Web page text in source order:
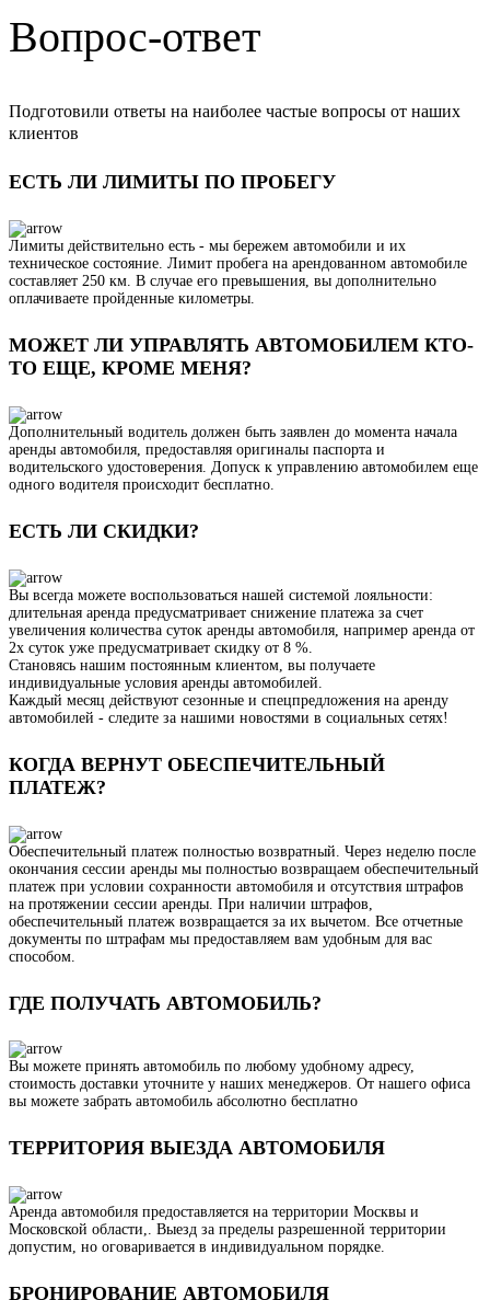
Вопрос-ответ
Подготовили ответы на наиболее частые вопросы от наших
клиентов
ЕСТЬ ЛИ ЛИМИТЫ ПО ПРОБЕГУ
Лимиты действительно есть - мы бережем автомобили и их
техническое состояние. Лимит пробега на арендованном автомобиле
составляет 250 км. В случае его превышения, вы дополнительно
оплачиваете пройденные километры.
МОЖЕТ ЛИ УПРАВЛЯТЬ АВТОМОБИЛЕМ КТО-
ТО ЕЩЕ, КРОМЕ МЕНЯ?
Дополнительный водитель должен быть заявлен до момента начала
аренды автомобиля, предоставляя оригиналы паспорта и
водительского удостоверения. Допуск к управлению автомобилем еще
одного водителя происходит бесплатно.
ЕСТЬ ЛИ СКИДКИ?
Вы всегда можете воспользоваться нашей системой лояльности:
длительная аренда предусматривает снижение платежа за счет
увеличения количества суток аренды автомобиля, например аренда от
2х суток уже предусматривает скидку от 8 %.
Становясь нашим постоянным клиентом, вы получаете
индивидуальные условия аренды автомобилей.
Каждый месяц действуют сезонные и спецпредложения на аренду
автомобилей - следите за нашими новостями в социальных сетях!
КОГДА ВЕРНУТ ОБЕСПЕЧИТЕЛЬНЫЙ
ПЛАТЕЖ?
Обеспечительный платеж полностью возвратный. Через неделю после
окончания сессии аренды мы полностью возвращаем обеспечительный
платеж при условии сохранности автомобиля и отсутствия штрафов
на протяжении сессии аренды. При наличии штрафов,
обеспечительный платеж возвращается за их вычетом. Все отчетные
документы по штрафам мы предоставляем вам удобным для вас
способом.
ГДЕ ПОЛУЧАТЬ АВТОМОБИЛЬ?
Вы можете принять автомобиль по любому удобному адресу,
стоимость доставки уточните у наших менеджеров. От нашего офиса
вы можете забрать автомобиль абсолютно бесплатно
ТЕРРИТОРИЯ ВЫЕЗДА АВТОМОБИЛЯ
Аренда автомобиля предоставляется на территории Москвы и
Московской области,. Выезд за пределы разрешенной территории
допустим, но оговаривается в индивидуальном порядке.
БРОНИРОВАНИЕ АВТОМОБИЛЯ